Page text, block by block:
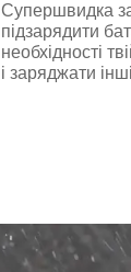
Супершвидка
підзарядити
необхідності
і заряджати